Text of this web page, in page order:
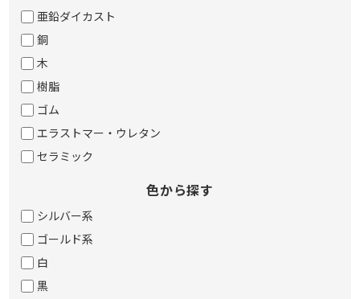
亜鉛ダイカスト
銅
木
樹脂
ゴム
エラストマー・ウレタン
セラミック
色から探す
シルバー系
ゴールド系
白
黒